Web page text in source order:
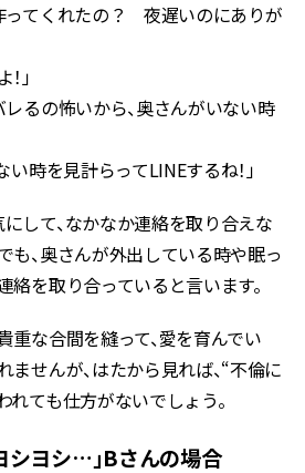
ってくれたの？ 夜遅いのにありが
」
レるの怖いから、奥さんがいない時
時を見計らってLINEするね！」
して、なかなか連絡を取り合えな
も、奥さんが外出している時や眠っ
絡を取り合っていると言います。
重な合間を縫って、愛を育んでい
ませんが、はたから見れば、“不倫に
ても仕方がないでしょう。
シヨシ…」Bさんの場合